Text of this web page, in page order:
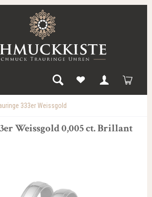
333er Weissgold
Weissgold 0,005 ct. Brillant